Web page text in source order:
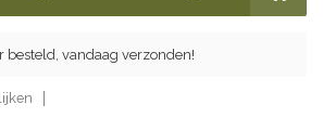
besteld, vandaag verzonden!